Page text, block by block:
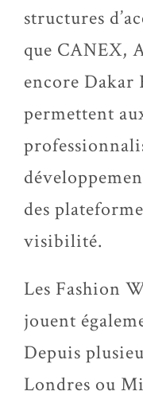
structures
que CANEX,
encore Dakar
permettent
des
visibilité.
Les Fashion
jouent
Depuis
Londres ou